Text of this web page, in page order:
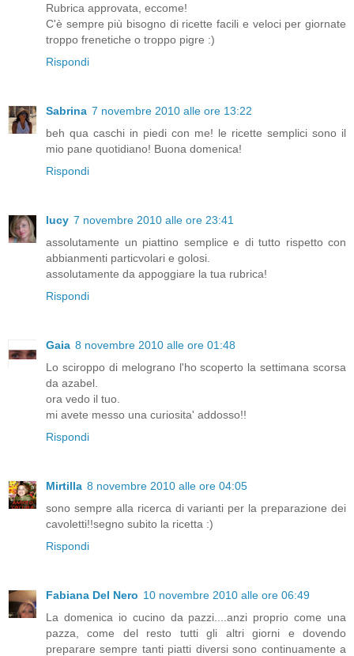
Rubrica approvata, eccome!
C'è sempre più bisogno di ricette facili e veloci per giornate
troppo frenetiche o troppo pigre :)
Rispondi
Sabrina 7 novembre 2010 alle ore 13:22
beh qua caschi in piedi con me! le ricette semplici sono il
mio pane quotidiano! Buona domenica!
Rispondi
lucy 7 novembre 2010 alle ore 23:41
assolutamente un piattino semplice e di tutto rispetto con
abbianmenti particvolari e golosi.
assolutamente da appoggiare la tua rubrica!
Rispondi
Gaia 8 novembre 2010 alle ore 01:48
Lo sciroppo di melograno l'ho scoperto la settimana scorsa
da azabel.
ora vedo il tuo.
mi avete messo una curiosita' addosso!!
Rispondi
Mirtilla 8 novembre 2010 alle ore 04:05
sono sempre alla ricerca di varianti per la preparazione dei
cavoletti!!segno subito la ricetta :)
Rispondi
Fabiana Del Nero 10 novembre 2010 alle ore 06:49
La domenica io cucino da pazzi....anzi proprio come una
pazza, come del resto tutti gli altri giorni e dovendo
preparare sempre tanti piatti diversi sono continuamente a